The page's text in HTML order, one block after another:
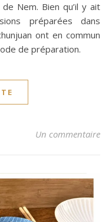
Nem. Bien qu’il y ait
préparées dans
ont en commun
de préparation.
Un commentaire